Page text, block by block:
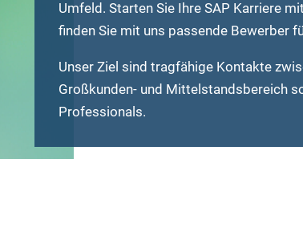
Umfeld. Starten Sie Ihre SAP Karriere
finden Sie mit uns passende Bewerber
Unser Ziel sind tragfähige Kontakte
Großkunden- und Mittelstandsbereich
Professionals.